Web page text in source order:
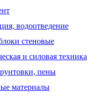
водоотведение
стеновые
и силовая техника
пены
материалы